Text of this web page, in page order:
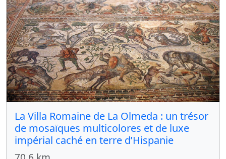
La Villa Romaine de La Olmeda : un trésor
de mosaïques multicolores et de luxe
impérial caché en terre d’Hispanie